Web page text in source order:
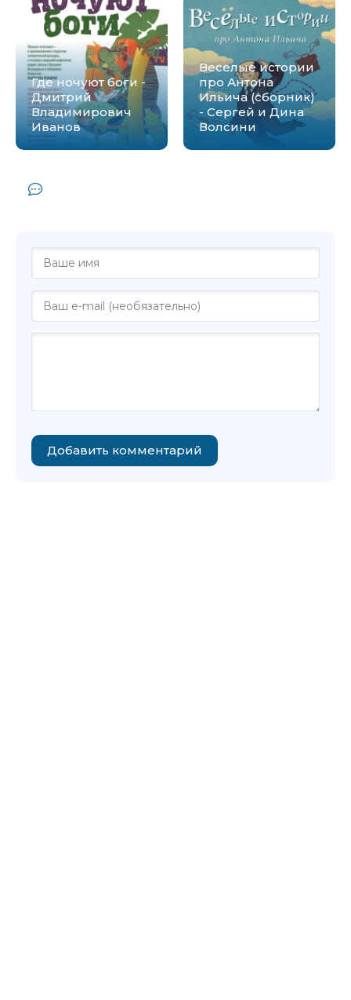
Где ночуют боги -
Дмитрий
Владимирович
Иванов
Веселые истории
про Антона
Ильича (сборник)
- Сергей и Дина
Волсини
Добавить комментарий